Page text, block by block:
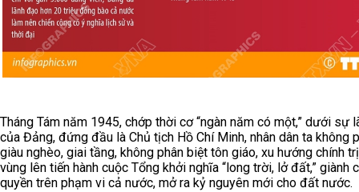
Tháng Tám năm 1945, chớp thời cơ “ngàn năm có một,” dưới sự
của Đảng, đứng đầu là Chủ tịch Hồ Chí Minh, nhân dân ta không
giàu nghèo, giai tầng, không phân biệt tôn giáo, xu hướng chính
vùng lên tiến hành cuộc Tổng khởi nghĩa “long trời, lở đất,” giành
quyền trên phạm vi cả nước, mở ra kỷ nguyên mới cho đất nước.